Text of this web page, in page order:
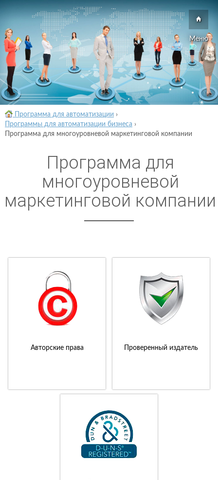
Меню
Программа для автоматизации ›
Программы для автоматизации бизнеса ›
Программа для многоуровневой маркетинговой компании
Программа для
многоуровневой
маркетинговой компании
Авторские права Проверенный издатель